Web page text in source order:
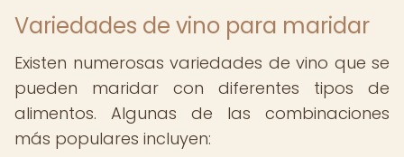
Variedades de vino para maridar
Existen numerosas variedades de vino que se
pueden maridar con diferentes tipos de
alimentos. Algunas de las combinaciones
más populares incluyen: